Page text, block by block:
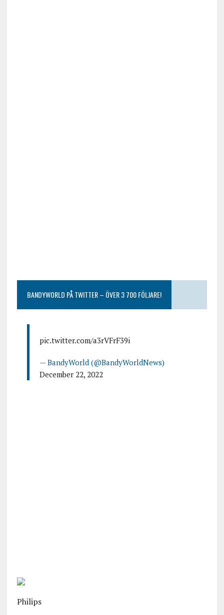
BANDYWORLD PÅ TWITTER – ÖVER 3 700 FÖLJARE!
pic.twitter.com/a3rVFrF39i
— BandyWorld (@BandyWorldNews)
December 22, 2022
Philips